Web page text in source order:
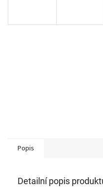
Popis
Detailní popis